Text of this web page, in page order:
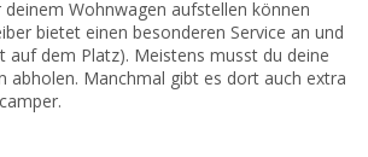
Wohnwagen aufstellen können
bietet einen besonderen Service an und
auf dem Platz). Meistens musst du deine
abholen. Manchmal gibt es dort auch extra